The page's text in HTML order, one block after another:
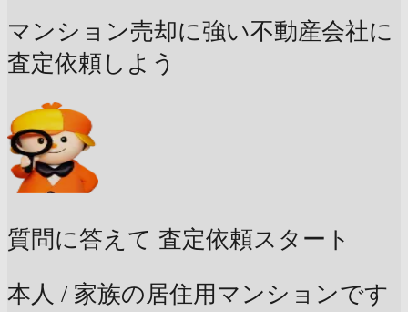
マンション売却に強い不動産会社に
査定依頼しよう
質問に答えて 査定依頼スタート
本人 / 家族の居住用マンションです